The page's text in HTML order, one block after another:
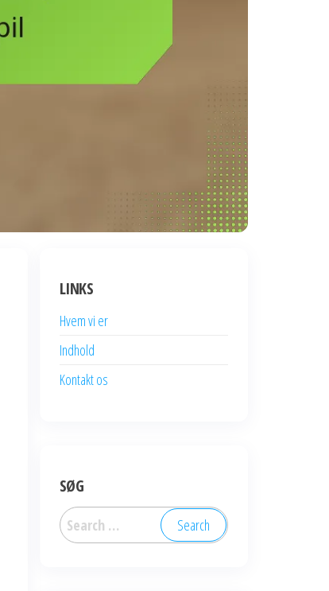
LINKS
Hvem vi er
Indhold
Kontakt os
SØG
Search
for: